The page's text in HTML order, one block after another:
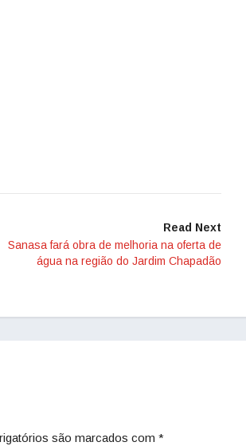
Read Next
Sanasa fará obra de melhoria na oferta de
água na região do Jardim Chapadão
são marcados com *